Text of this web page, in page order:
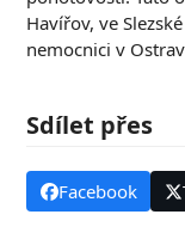
Havířov, ve
nemocnici v
Sdílet přes
Facebook